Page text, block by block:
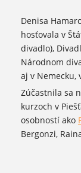
Denisa
hosťovala v
divadlo),
Národnom
aj v Nemecku,
Zúčastnila sa
kurzoch v
osobností ako
Bergonzi,